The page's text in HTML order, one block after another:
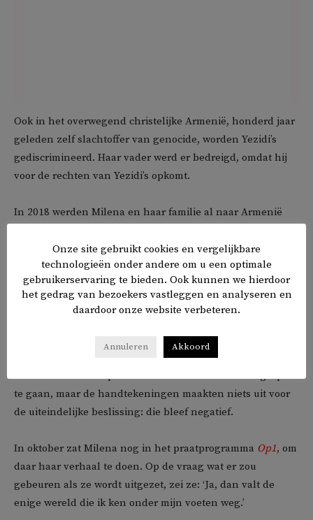
Ook in het overwegend christelijke Armenië, honderd jaar
geleden zelf slachtoffer van genocide, worden Yezidi’s
gediscrimineerd. Haar vader werd er bedreigd, omdat hij
voor de rechten van Yezidi’s opkomt.
In 2018 werden Milena en haar familie al naar Armenië
binnen een maand vluchtten ze naar Rusland omdat de
situatie te onveilig zou zijn. In 2019 keerde de familie weer
naar Nederland, waar ze ondergedoken zitten in West-
Friesland.
Juriste Eliza Tsjoepieva startte een petitieactie voor Milena
en haar familie, die meer dan 20.000 keer werd
ondertekend. Hierop besloot de IND met Milena in gesprek
te gaan, maar de handtekeningen maakten niets uit voor
de uiteindelijke beslissing: die bleef negatief.
In oktober zat Milena nog in het praatprogramma Op1, om
daar haar verhaal te doen. Op de vraag wat er zou
gebeuren als ze wordt uitgezet, zei ze: ‘Ja, dan valt de
enige wereld die ik ken onder mijn voeten weg.’
Onze site gebruikt cookies en vergelijkbare
technologieën onder andere om u een optimale
gebruikerservaring te bieden. Ook kunnen we hierdoor
het gedrag van bezoekers vastleggen en analyseren en
daardoor onze website verbeteren.
Annuleren Akkoord